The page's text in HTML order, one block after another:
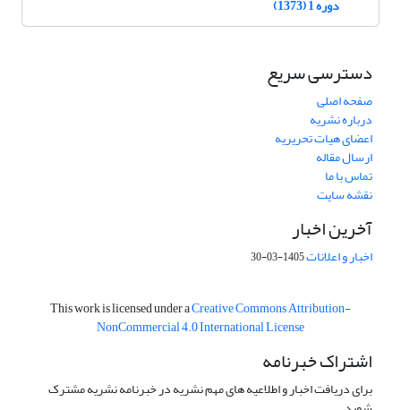
دوره 1 (1373)
دسترسی سریع
صفحه اصلی
درباره نشریه
اعضای هیات تحریریه
ارسال مقاله
تماس با ما
نقشه سایت
آخرین اخبار
اخبار و اعلانات1405-03-30
This work is licensed under aCreative Commons Attribution-
NonCommercial 4.0 International License
اشتراک خبرنامه
برای دریافت اخبار و اطلاعیه های مهم نشریه در خبرنامه نشریه مشترک